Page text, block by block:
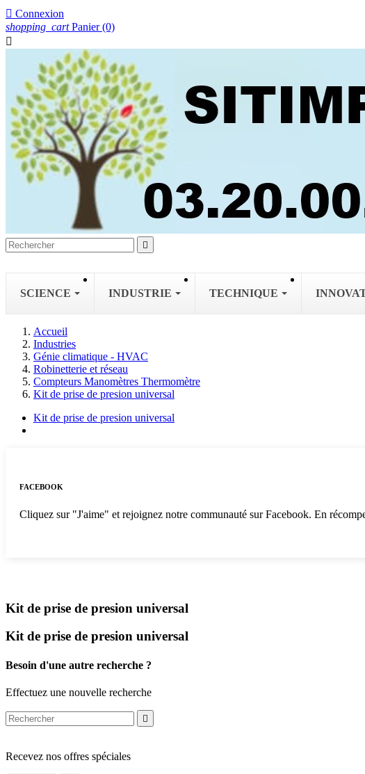
 Connexion
shopping_cart Panier (0)


SCIENCE INDUSTRIE TECHNIQUE
Accueil
Industries
Génie climatique - HVAC
Robinetterie et réseau
Compteurs Manomètres Thermomètre
Kit de prise de presion universal
Kit de prise de presion universal
FACEBOOK
Cliquez sur "J'aime" et rejoignez notre communauté sur Facebook. En
Kit de prise de presion universal
Kit de prise de presion universal
Besoin d'une autre recherche ?
Effectuez une nouvelle recherche

Recevez nos offres spéciales